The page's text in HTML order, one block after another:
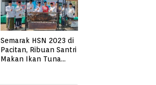
Semarak HSN 2023 di
Pacitan, Ribuan Santri
Makan Ikan Tuna